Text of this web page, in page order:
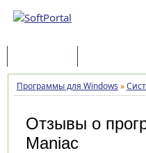
Программы для Windows »
Отзывы о
Maniac